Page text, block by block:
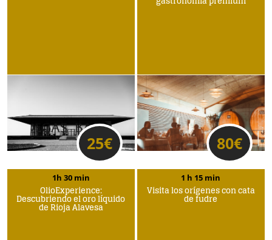
25€ 80€
1 h 15 min
Visita los orígenes con cata
de fudre
1h 30 min
OlioExperience:
Descubriendo el oro líquido
de Rioja Alavesa